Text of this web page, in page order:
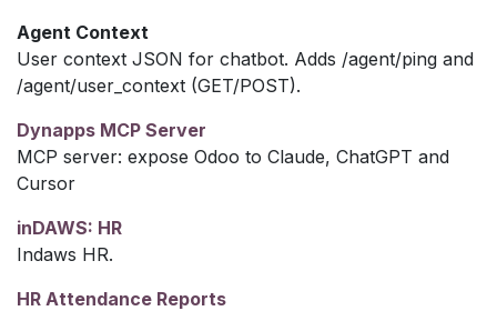
Agent Context
User context JSON for chatbot. Adds /agent/ping and
/agent/user_context (GET/POST).
Dynapps MCP Server
MCP server: expose Odoo to Claude, ChatGPT and
Cursor
inDAWS: HR
Indaws HR.
HR Attendance Reports